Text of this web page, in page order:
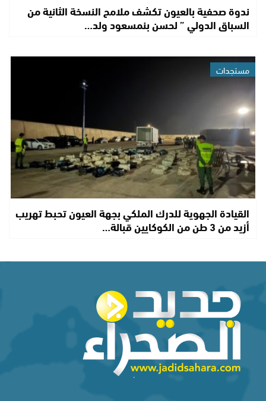
ندوة صحفية بالعيون تكشف ملامح النسخة الثانية من
السباق الدولي ” لحسن بنمسعود ولد…
مستجدات
القيادة الجهوية للدرك الملكي بجهة العيون تحبط تهريب
أزيد من 3 طن من الكوكايين قبالة…